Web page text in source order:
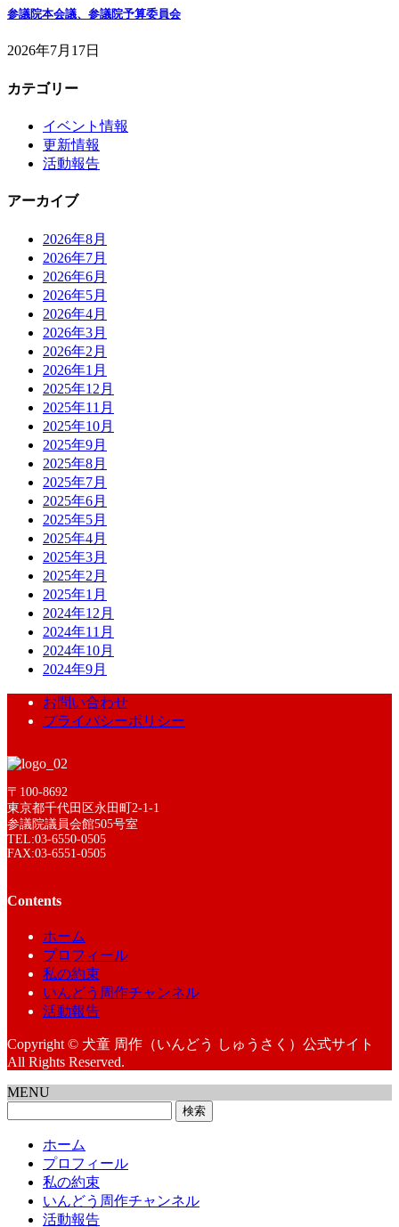
参議院本会議、参議院予算委員会
2026年7月17日
カテゴリー
イベント情報
更新情報
活動報告
アーカイブ
2026年8月
2026年7月
2026年6月
2026年5月
2026年4月
2026年3月
2026年2月
2026年1月
2025年12月
2025年11月
2025年10月
2025年9月
2025年8月
2025年7月
2025年6月
2025年5月
2025年4月
2025年3月
2025年2月
2025年1月
2024年12月
2024年11月
2024年10月
2024年9月
お問い合わせ
プライバシーポリシー
〒100-8692
東京都千代田区永田町2-1-1
参議院議員会館505号室
TEL:03-6550-0505
FAX:03-6551-0505
Contents
ホーム
プロフィール
私の約束
いんどう周作チャンネル
活動報告
Copyright © 犬童 周作（いんどう しゅうさく）公式サイト
All Rights Reserved.
MENU
ホーム
プロフィール
私の約束
いんどう周作チャンネル
活動報告